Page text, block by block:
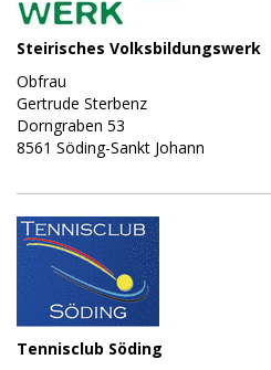
Steirisches Volksbildungswerk
Obfrau
Gertrude Sterbenz
Dorngraben 53
8561 Söding-Sankt Johann
Tennisclub Söding